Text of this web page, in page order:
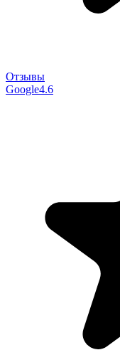
Отзывы
Google4.6